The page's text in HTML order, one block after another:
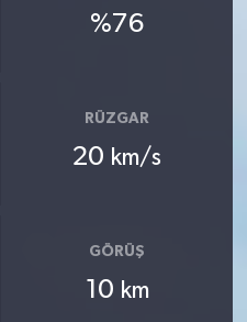
%76
RÜZGAR
20 km/s
GÖRÜŞ
10 km